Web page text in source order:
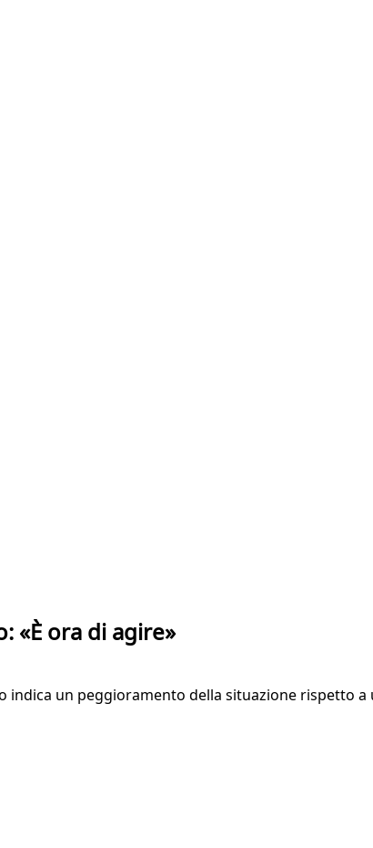
«È ora di agire»
un peggioramento della situazione rispetto a